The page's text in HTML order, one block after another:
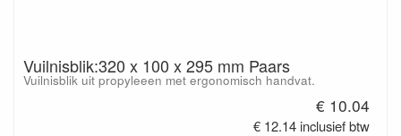
Vuilnisblik:320 x 100 x 295 mm Paars
Vuilnisblik uit propyleeen met ergonomisch handvat.
€ 10.04
€ 12.14 inclusief btw